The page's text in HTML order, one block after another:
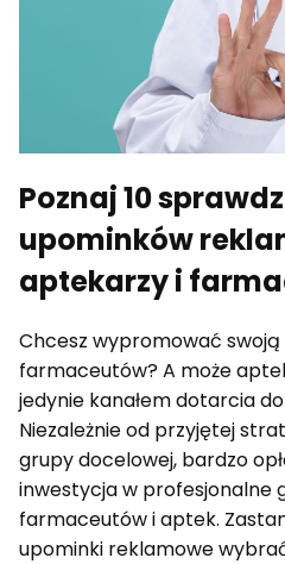
Poznaj 10
upominków
aptekarzy i
Chcesz wypromować
farmaceutów? A może
jedynie kanałem dotarcia
Niezależnie od przyjętej
grupy docelowej, bardzo
inwestycja w profesjonalne
farmaceutów i aptek.
upominki reklamowe